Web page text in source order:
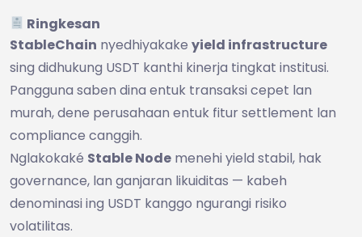
Ringkesan
StableChain nyedhiyakake yield infrastructure
sing didhukung USDT kanthi kinerja tingkat institusi.
Pangguna saben dina entuk transaksi cepet lan
murah, dene perusahaan entuk fitur settlement lan
compliance canggih.
Nglakokaké Stable Node menehi yield stabil, hak
governance, lan ganjaran likuiditas — kabeh
denominasi ing USDT kanggo ngurangi risiko
volatilitas.